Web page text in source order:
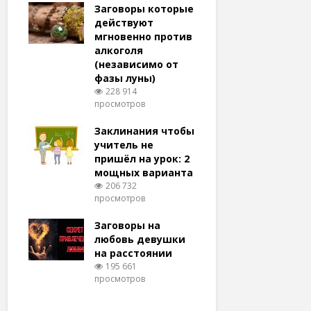
Заговоры которые
действуют
мгновенно против
алкоголя
(независимо от
фазы луны)
228 914
просмотров
Заклинания чтобы
учитель не
пришёл на урок: 2
мощных варианта
206 732
просмотров
Заговоры на
любовь девушки
на расстоянии
195 661
просмотров